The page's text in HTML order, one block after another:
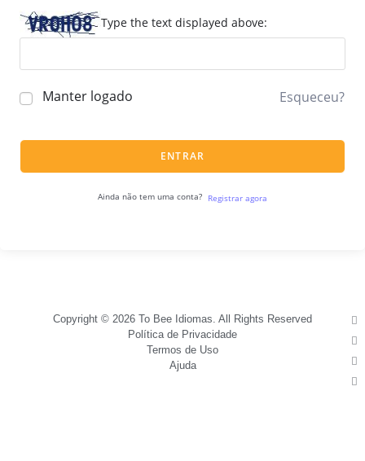
Type the text displayed above:
Manter logado Esqueceu?
ENTRAR
Ainda não tem uma conta? Registrar agora
Copyright © 2026 To Bee Idiomas. All Rights Reserved
Política de Privacidade
Termos de Uso
Ajuda